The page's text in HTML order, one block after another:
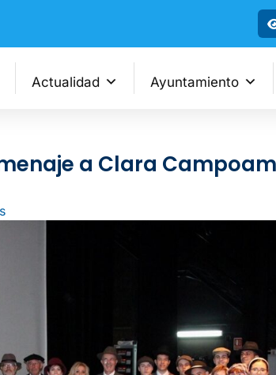
Actualidad Ayuntamiento
a Clara